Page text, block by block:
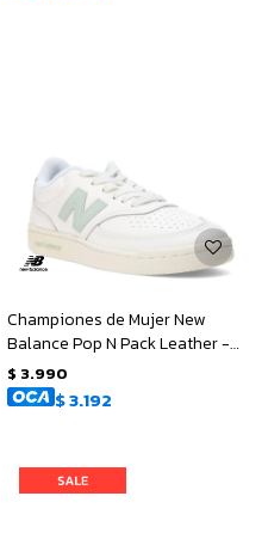
Championes de Mujer New
Balance Pop N Pack Leather -
Beige - Verde
$ 3.990
$3.192